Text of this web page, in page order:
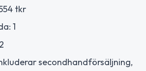
tkr
1
secondhandförsäljning,